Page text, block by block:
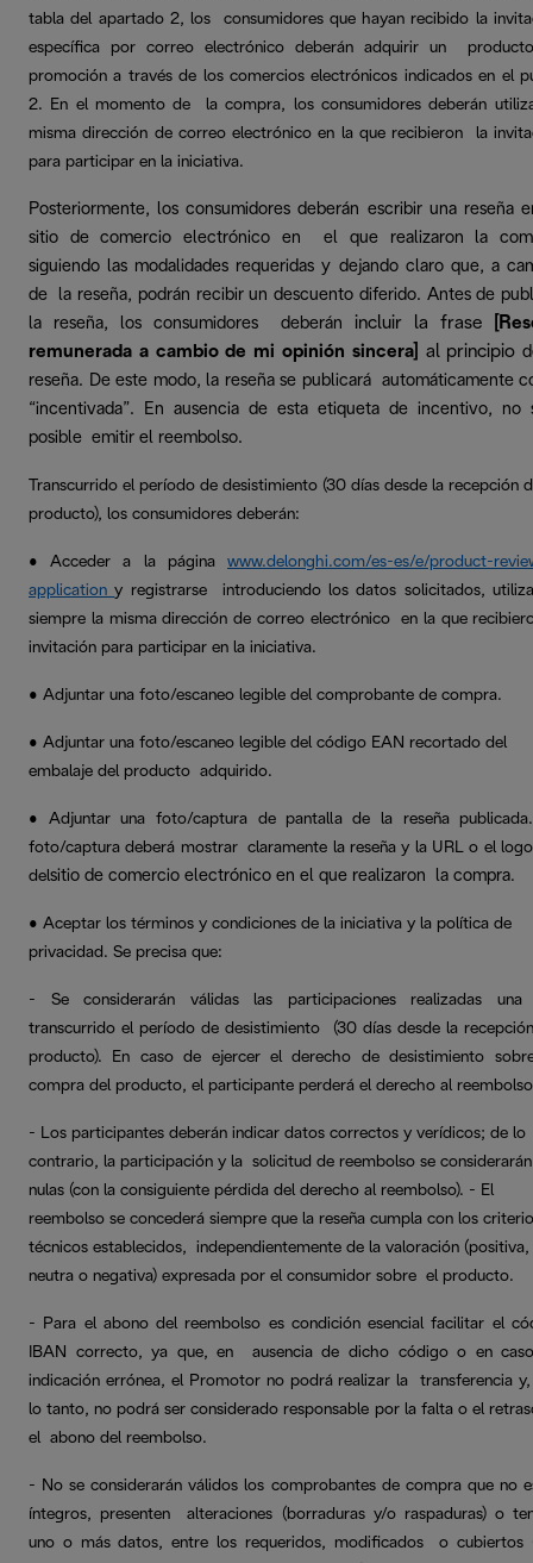
tabla del apartado 2, los consumidores que hayan recibido la
específica por correo electrónico deberán adquirir un
promoción a través de los comercios electrónicos indicados en el
2. En el momento de la compra, los consumidores deberán
misma dirección de correo electrónico en la que recibieron la
para participar en la iniciativa.
Posteriormente, los consumidores deberán escribir una reseña
sitio de comercio electrónico en el que realizaron la
siguiendo las modalidades requeridas y dejando claro que, a
de la reseña, podrán recibir un descuento diferido. Antes de
la reseña, los consumidores deberán incluir la frase
remunerada a cambio de mi opinión sincera]
al principio
reseña. De este modo, la reseña se publicará automáticamente
“incentivada”. En ausencia de esta etiqueta de incentivo, no
posible emitir el reembolso.
Transcurrido el período de desistimiento (30 días desde la recepción
producto), los consumidores deberán:
• Acceder a la página www.delonghi.com/es-es/e/product-
applicationy registrarse introduciendo los datos solicitados,
siempre la misma dirección de correo electrónico en la que
invitación para participar en la iniciativa.
• Adjuntar una foto/escaneo legible del comprobante de compra.
• Adjuntar una foto/escaneo legible del código EAN recortado del
embalaje del producto adquirido.
• Adjuntar una foto/captura de pantalla de la reseña
foto/captura deberá mostrar claramente la reseña y la URL o el
delsitio de comercio electrónico en el que realizaron la compra.
• Aceptar los términos y condiciones de la iniciativa y la política de
privacidad. Se precisa que:
- Se considerarán válidas las participaciones realizadas una
transcurrido el período de desistimiento (30 días desde la
producto). En caso de ejercer el derecho de desistimiento
compra del producto, el participante perderá el derecho al
- Los participantes deberán indicar datos correctos y verídicos; de lo
contrario, la participación y la solicitud de reembolso se considerarán
nulas (con la consiguiente pérdida del derecho al reembolso). - El
reembolso se concederá siempre que la reseña cumpla con los
técnicos establecidos, independientemente de la valoración (positiva,
neutra o negativa) expresada por el consumidor sobre el producto.
- Para el abono del reembolso es condición esencial facilitar el
IBAN correcto, ya que, en ausencia de dicho código o en
indicación errónea, el Promotor no podrá realizar la transferencia
lo tanto, no podrá ser considerado responsable por la falta o el
el abono del reembolso.
- No se considerarán válidos los comprobantes de compra que no
íntegros, presenten alteraciones (borraduras y/o raspaduras) o
uno o más datos, entre los requeridos, modificados o cubiertos